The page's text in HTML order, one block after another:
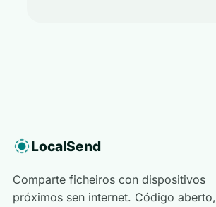
LocalSend
Comparte ficheiros con dispositivos
próximos sen internet. Código aberto,